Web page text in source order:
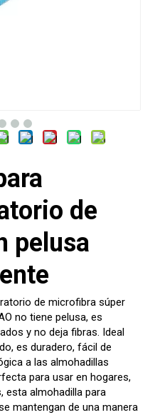
de
pelusa
de microfibra súper
no tiene pelusa, es
y no deja fibras. Ideal
es duradero, fácil de
a las almohadillas
para usar en hogares,
esta almohadilla para
mantengan de una manera